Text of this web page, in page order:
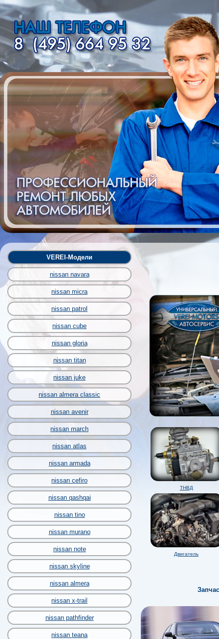
VEREI-Модели
nissan navara
nissan micra
nissan patrol
nissan cube
nissan gloria
nissan titan
nissan juke
nissan almera classic
nissan avenir
nissan march
nissan atlas
nissan armada
nissan cefiro
nissan qashqai
nissan tino
nissan murano
nissan note
nissan skyline
nissan almera
nissan x-trail
nissan pathfinder
nissan teana
ТНВД
Двигатель